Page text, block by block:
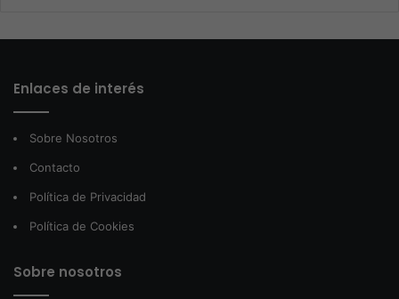
Enlaces de interés
Sobre Nosotros
Contacto
Política de Privacidad
Política de Cookies
Sobre nosotros